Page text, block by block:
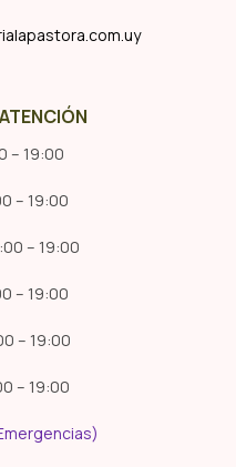
– 19:00
– 19:00
– 19:00
– 19:00
– 19:00
– 19:00